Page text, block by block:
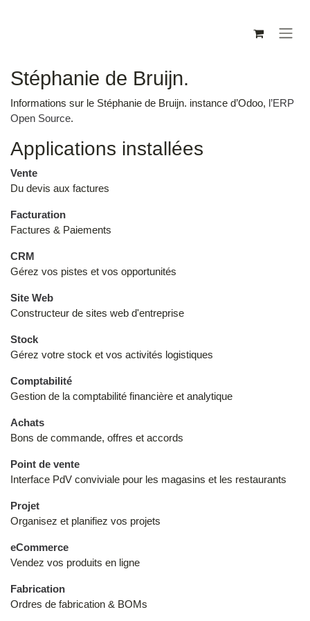
Stéphanie de Bruijn.
Informations sur le Stéphanie de Bruijn. instance d’Odoo,l’ERP Open
Source .
Applications installées
Vente
Du devis aux factures
Facturation
Factures & Paiements
CRM
Gérez vos pistes et vos opportunités
Site Web
Constructeur de sites web d'entreprise
Stock
Gérez votre stock et vos activités logistiques
Comptabilité
Gestion de la comptabilité financière et analytique
Achats
Bons de commande, offres et accords
Point de vente
Interface PdV conviviale pour les magasins et les restaurants
Projet
Organisez et planifiez vos projets
eCommerce
Vendez vos produits en ligne
Fabrication
Ordres de fabrication & BOMs